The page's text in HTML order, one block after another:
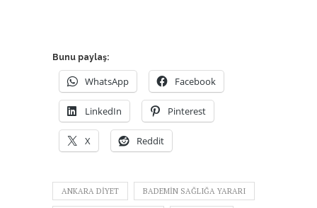
Bunu paylaş:
WhatsApp Facebook
LinkedIn Pinterest
X Reddit
ANKARA DIYET BADEMIN SAĞLIĞA YARARI